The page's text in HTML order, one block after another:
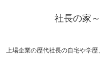
社長の家
上場企業の歴代社長の自宅や学